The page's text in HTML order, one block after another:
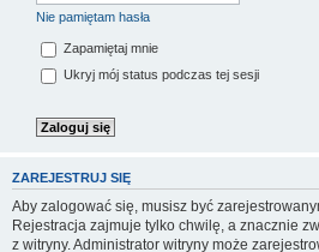
Nie pamiętam hasła
Zapamiętaj mnie
Ukryj mój status podczas tej sesji
ZAREJESTRUJ SIĘ
Aby zalogować się, musisz być
Rejestracja zajmuje tylko chwilę, a znacznie
z witryny. Administrator witryny może